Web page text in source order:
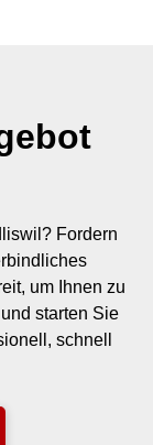
Fordern
um Ihnen zu
starten Sie
schnell